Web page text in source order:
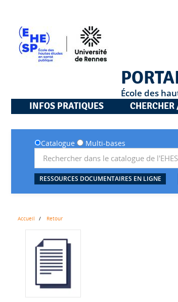
École des
INFOS PRATIQUES
Catalogue Multi-bases
RESSOURCES DOCUMENTAIRES EN LIGNE
Accueil Retour